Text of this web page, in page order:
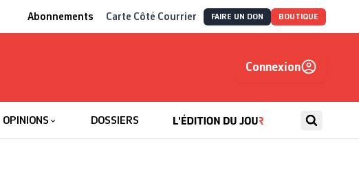
Abonnements Carte Côté Courrier FAIRE UN DON BOUTIQUE
Connexion
OPINIONS DOSSIERS